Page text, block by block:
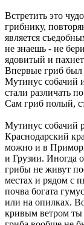
Встретить это
грибнику,
является
не знаешь - не
ядовитый и
Впервые гриб был
Мутинус собачий
стали различать
Сам гриб полый,
Мутинус собачий
Краснодарский
можно и в
и Грузии. Иногда
грибы не живут
местах и рядом с
почва богата
или на опилках.
кривым ветром ты